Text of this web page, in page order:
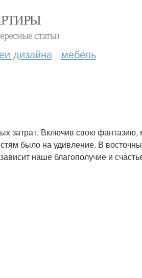
статьи
дизайна мебель
затрат. Включив свою фантазию,
было на удивление. В
наше благополучие и